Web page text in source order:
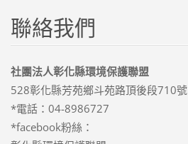
聯絡我們
社團法人彰化縣環境保護聯盟
528彰化縣芳苑鄉斗苑路頂後段710號
*電話：04-8986727
*facebook粉絲：